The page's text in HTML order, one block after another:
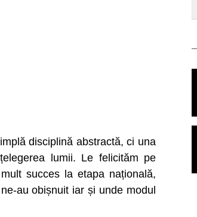
disciplină abstractă, ci una
lumii. Le felicităm pe
succes la etapa națională,
au obișnuit iar și unde modul